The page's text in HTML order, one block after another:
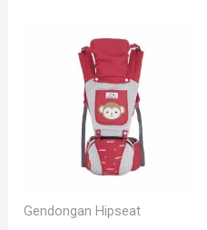
Gendongan Hipseat